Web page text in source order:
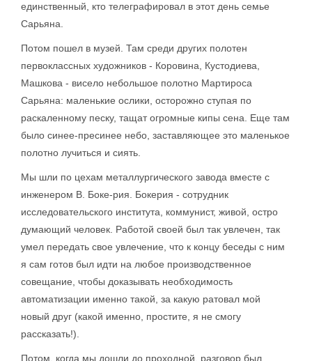
единственный, кто телеграфировал в этот день семье
Сарьяна.
Потом пошел в музей. Там среди других полотен
первоклассных художников - Коровина, Кустодиева,
Машкова - висело небольшое полотно Мартироса
Сарьяна: маленькие ослики, осторожно ступая по
раскаленному песку, тащат огромные кипы сена. Еще там
было синее-пресинее небо, заставляющее это маленькое
полотно лучиться и сиять.
Мы шли по цехам металлургического завода вместе с
инженером В. Боке-рия. Бокерия - сотрудник
исследовательского института, коммунист, живой, остро
думающий человек. Работой своей был так увлечен, так
умел передать свое увлечение, что к концу беседы с ним
я сам готов был идти на любое производственное
совещание, чтобы доказывать необходимость
автоматизации именно такой, за какую ратовал мой
новый друг (какой именно, простите, я не смогу
рассказать!).
Потом, когда мы дошли до проходной, разговор был